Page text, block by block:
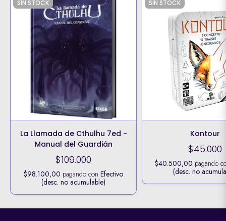
SIN STOCK
La Llamada de Cthulhu 7ed -
Manual del Guardián
$109.000
$98.100,00 pagando conEfectivo
(desc. no acumulable)
SIN STOCK
Kontour
$45.000
$40.500,00 pagando
(desc. no